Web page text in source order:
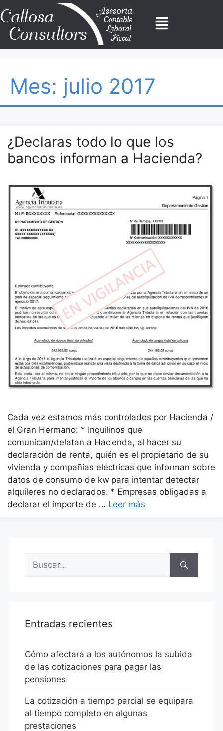
Mes: julio 2017
¿Declaras todo lo que los
bancos informan a Hacienda?
Cada vez estamos más controlados por Hacienda /
el Gran Hermano: * Inquilinos que
comunican/delatan a Hacienda, al hacer su
declaración de renta, quién es el propietario de su
vivienda y compañías eléctricas que informan sobre
datos de consumo de kw para intentar detectar
alquileres no declarados. * Empresas obligadas a
declarar el importe de … Leer más
Entradas recientes
Cómo afectará a los autónomos la subida
de las cotizaciones para pagar las
pensiones
La cotización a tiempo parcial se equipara
al tiempo completo en algunas
prestaciones